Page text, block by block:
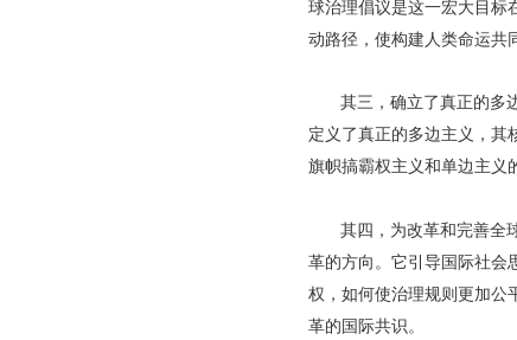
球治理倡议是这一宏大目标
动路径，使构建人类命运共
其三，确立了真正的多
定义了真正的多边主义，其
旗帜搞霸权主义和单边主义
其四，为改革和完善全
革的方向。它引导国际社会
权，如何使治理规则更加公
革的国际共识。